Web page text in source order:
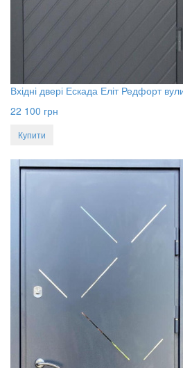
Вхідні двері Ескада Еліт Редфорт
22 100 грн
Купити